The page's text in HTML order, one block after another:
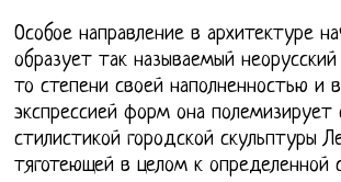
Особое направление в архитектуре
образует так называемый
то степени своей наполненностью и
экспрессией форм она полемизирует
стилистикой городской скульптуры
тяготеющей в целом к определенной